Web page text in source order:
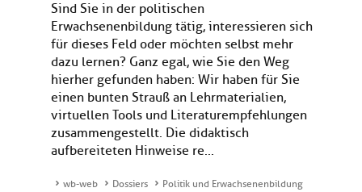
Sind Sie in der politischen
Erwachsenenbildung tätig, interessieren sich
für dieses Feld oder möchten selbst mehr
dazu lernen? Ganz egal, wie Sie den Weg
hierher gefunden haben: Wir haben für Sie
einen bunten Strauß an Lehrmaterialien,
virtuellen Tools und Literaturempfehlungen
zusammengestellt. Die didaktisch
aufbereiteten Hinweise re...
wb-web Dossiers
Politik und Erwachsenenbildung